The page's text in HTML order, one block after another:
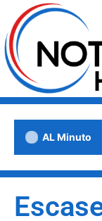
AL Minuto
los «Primeros